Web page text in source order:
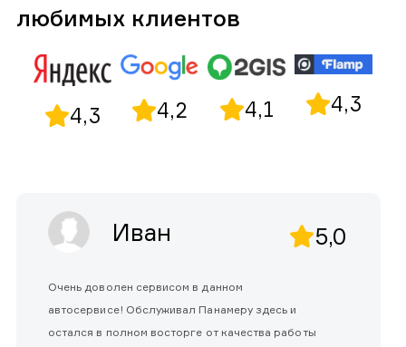
любимых клиентов
4,3 4,2 4,1 4,3
Иван 5,0
Очень доволен сервисом в данном
автосервисе! Обслуживал Панамеру здесь и
остался в полном восторге от качества работы